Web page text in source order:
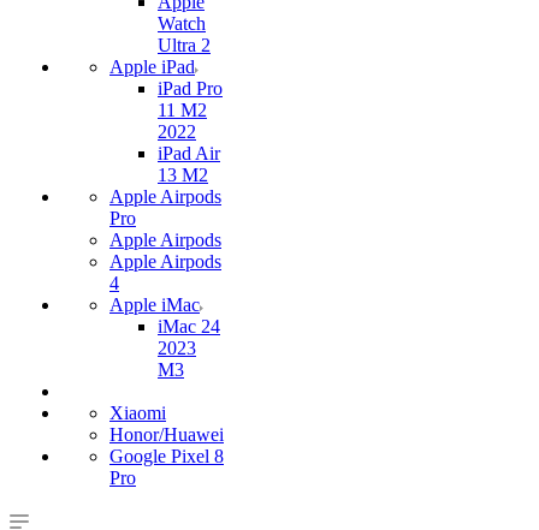
Watch
Ultra 2
Apple iPad
iPad Pro
11 M2
2022
iPad Air
13 M2
Apple Airpods
Pro
Apple Airpods
Apple Airpods
4
Apple iMac
iMac 24
2023
M3
Xiaomi
Honor/Huawei
Google Pixel 8
Pro